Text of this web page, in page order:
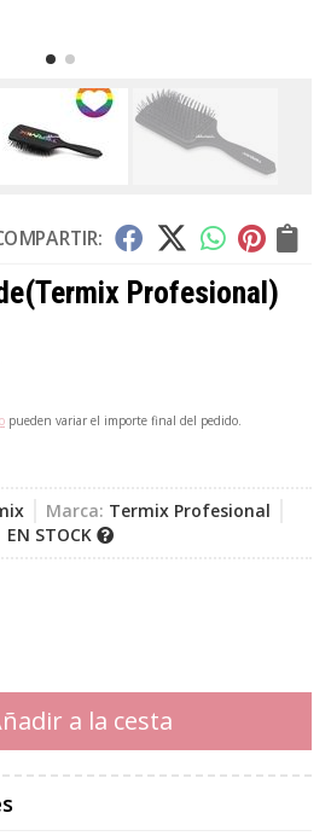
(Termix Profesional)
pueden variar el importe final del pedido.
Marca: Termix Profesional
EN STOCK
a la cesta